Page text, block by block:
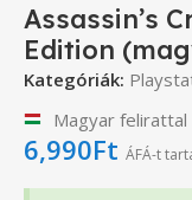
Assassin’s
Edition
Kategóriák:
Magyar felirattal
6,990Ft ÁFÁ-t